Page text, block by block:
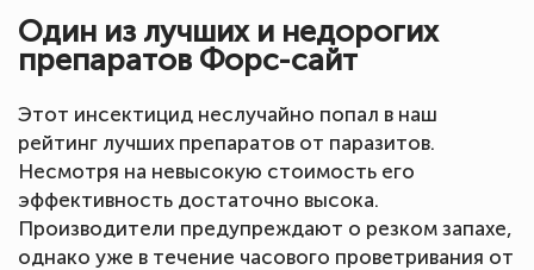
Один из лучших и недорогих
препаратов Форс-сайт
Этот инсектицид неслучайно попал в наш
рейтинг лучших препаратов от паразитов.
Несмотря на невысокую стоимость его
эффективность достаточно высока.
Производители предупреждают о резком запахе,
однако уже в течение часового проветривания от